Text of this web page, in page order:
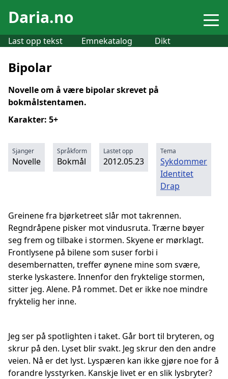
Daria.no
Last opp tekst Emnekatalog Dikt
Bipolar
Novelle om å være bipolar skrevet på
bokmålstentamen.
Karakter: 5+
Sjanger
Novelle
Språkform
Bokmål
Lastet opp
2012.05.23
Tema
Sykdommer
Identitet
Drap
Greinene fra bjørketreet slår mot takrennen.
Regndråpene pisker mot vindusruta. Trærne bøyer
seg frem og tilbake i stormen. Skyene er mørklagt.
Frontlysene på bilene som suser forbi i
desembernatten, treffer øynene mine som svære,
sterke lyskastere. Innenfor den fryktelige stormen,
sitter jeg. Alene. På rommet. Det er ikke noe mindre
fryktelig her inne.
Jeg ser på spotlighten i taket. Går bort til bryteren, og
skrur på den. Lyset blir svakt. Jeg skrur den den andre
veien. Nå er det lyst. Lyspæren kan ikke gjøre noe for å
forandre lysstyrken. Kanskje livet er en slik lysbryter?